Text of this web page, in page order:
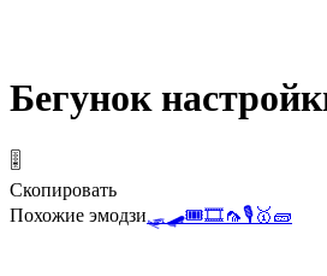
Бегунок
🎚️
Скопировать
Похожие эмодзи🛷 🛹🎟️🎞️🦟🎙️🥇🧱